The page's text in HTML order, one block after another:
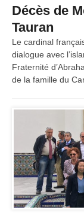
Décès de
Tauran
Le cardinal
dialogue avec
Fraternité
de la famille du